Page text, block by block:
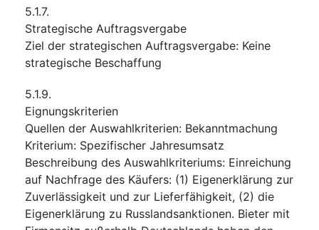
5.1.7.
Strategische Auftragsvergabe
Ziel der strategischen Auftragsvergabe: Keine
strategische Beschaffung
5.1.9.
Eignungskriterien
Quellen der Auswahlkriterien: Bekanntmachung
Kriterium: Spezifischer Jahresumsatz
Beschreibung des Auswahlkriteriums: Einreichung
auf Nachfrage des Käufers: (1) Eigenerklärung zur
Zuverlässigkeit und zur Lieferfähigkeit, (2) die
Eigenerklärung zu Russlandsanktionen. Bieter mit